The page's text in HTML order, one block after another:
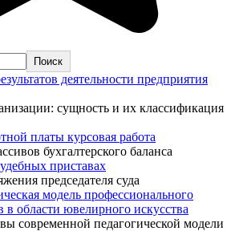
Поиск
деятельности предприятия
сущность и их классификация
платы курсовая работа
бухгалтерского баланса
приставах
председателя суда
модель профессионального
в области ювелирного искусства
современной педагогической модели